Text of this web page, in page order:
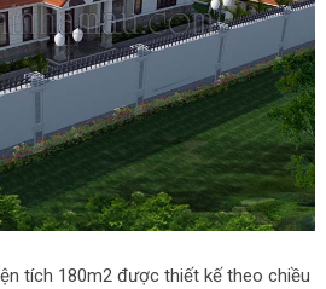
tích 180m2 được thiết kế theo chiều